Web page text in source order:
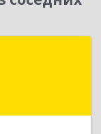
Оборонная